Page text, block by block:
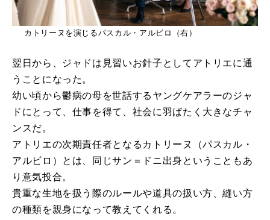
カトリーヌを演じるパスカル・アルビロ（右）
翌日から、ジャドは見習いお針子としてアトリエに通
うことになった。
幼い頃から鬱病の母を世話するヤングケアラーのジャ
ドにとって、仕事を得て、社会に羽ばたく大きなチャ
ンスだ。
アトリエの次期責任者となるカトリーヌ（パスカル・
アルビロ）とは、同じサン＝ドニ出身ということもあ
り意気投合。
貴重な生地を扱う際のルールや道具の扱い方、縫い方
の種類を親身になって教えてくれる。